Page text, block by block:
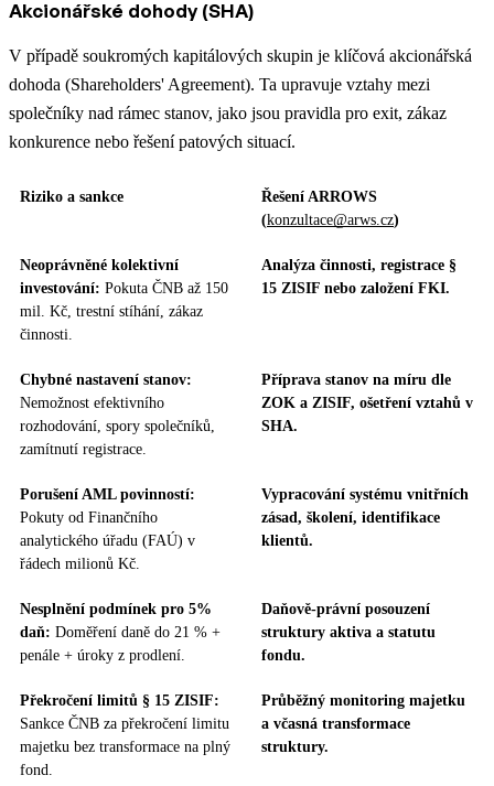
Akcionářské dohody (SHA)
V případě soukromých kapitálových skupin je klíčová akcionářská
dohoda (Shareholders' Agreement). Ta upravuje vztahy mezi
společníky nad rámec stanov, jako jsou pravidla pro exit, zákaz
konkurence nebo řešení patových situací.
Riziko a sankce
Řešení ARROWS
(konzultace@arws.cz)
Neoprávněné kolektivní
investování: Pokuta ČNB až 150
mil. Kč, trestní stíhání, zákaz
činnosti.
Analýza činnosti, registrace §
15 ZISIF nebo založení FKI.
Chybné nastavení stanov:
Nemožnost efektivního
rozhodování, spory společníků,
zamítnutí registrace.
Příprava stanov na míru dle
ZOK a ZISIF, ošetření vztahů v
SHA.
Porušení AML povinností:
Pokuty od Finančního
analytického úřadu (FAÚ) v
řádech milionů Kč.
Vypracování systému vnitřních
zásad, školení, identifikace
klientů.
Nesplnění podmínek pro 5%
daň: Doměření daně do 21 % +
penále + úroky z prodlení.
Daňově-právní posouzení
struktury aktiva a statutu
fondu.
Překročení limitů § 15 ZISIF:
Sankce ČNB za překročení limitu
majetku bez transformace na plný
fond.
Průběžný monitoring majetku
a včasná transformace
struktury.